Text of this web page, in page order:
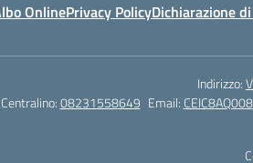
OnlinePrivacy PolicyDichiarazione
Indirizzo:
Centralino:08231558649 Email: